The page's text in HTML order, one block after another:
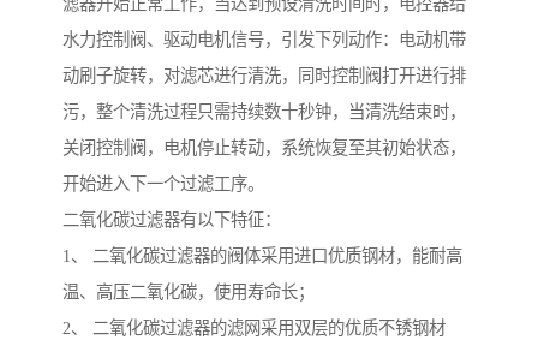
滤器开始正常工作，当达到预设清洗时间时，电控器给
水力控制阀、驱动电机信号，引发下列动作：电动机带
动刷子旋转，对滤芯进行清洗，同时控制阀打开进行排
污，整个清洗过程只需持续数十秒钟，当清洗结束时，
关闭控制阀，电机停止转动，系统恢复至其初始状态，
开始进入下一个过滤工序。
二氧化碳过滤器有以下特征：
1、 二氧化碳过滤器的阀体采用进口优质钢材，能耐高
温、高压二氧化碳，使用寿命长；
2、 二氧化碳过滤器的滤网采用双层的优质不锈钢材